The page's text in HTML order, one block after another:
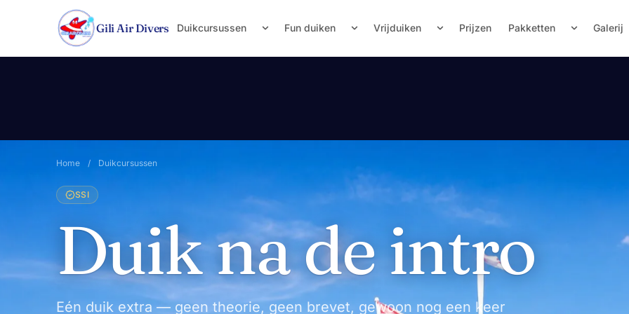
Gili Air Divers
Duikcursussen Fun duiken Vrijduiken Prijzen Pakketten Galerij
Home / Duikcursussen
SSI
Duik na de intro
Eén duik extra — geen theorie, geen brevet, gewoon nog een keer